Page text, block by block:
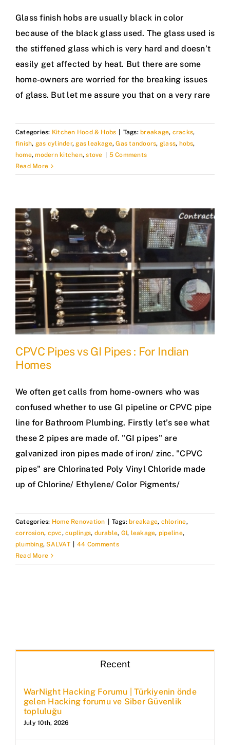
Glass finish hobs are usually black in color
because of the black glass used. The glass used is
the stiffened glass which is very hard and doesn’t
easily get affected by heat. But there are some
home-owners are worried for the breaking issues
of glass. But let me assure you that on a very rare
Categories: Kitchen Hood & Hobs Tags: breakage, cracks,
finish, gas cylinder,gas leakage,Gas tandoors, glass, hobs,
home,modern kitchen,stove
5 Comments
Read More
CPVC Pipes vs GI Pipes : For Indian
Homes
We often get calls from home-owners who was
confused whether to use GI pipeline or CPVC pipe
line for Bathroom Plumbing. Firstly let’s see what
these 2 pipes are made of. "GI pipes" are
galvanized iron pipes made of iron/ zinc. "CPVC
pipes" are Chlorinated Poly Vinyl Chloride made
up of Chlorine/ Ethylene/ Color Pigments/
Categories: Home Renovation Tags:breakage, chlorine,
corrosion, cpvc,cuplings, durable, GI, leakage, pipeline,
plumbing, SALVAT
44 Comments
Read More
Recent
WarNight Hacking Forumu | Türkiyenin önde
gelen Hacking forumu ve Siber Güvenlik
topluluğu
July 10th, 2026